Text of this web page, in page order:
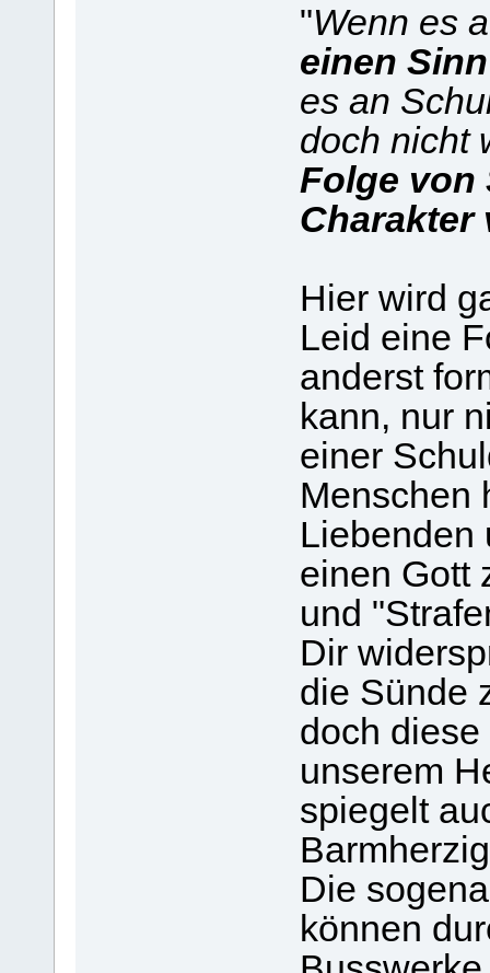
"Wenn es
einen
es an
doch nicht
Folge von
Charakter
Hier wird
Leid eine
anderst
kann, nur
einer
Menschen
Liebenden
einen Gott
und
Dir
die Sünde
doch
unserem
spiegelt
Die
können